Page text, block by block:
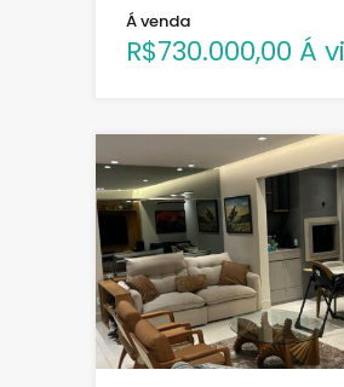
Á venda
R$730.000,00 Á